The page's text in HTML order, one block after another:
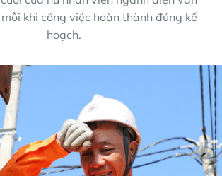
khi công việc hoàn thành đúng kế
hoạch.